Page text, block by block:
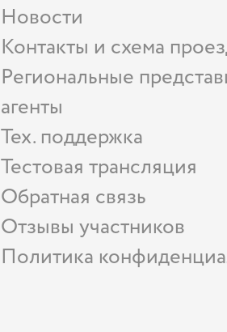
Новости
Контакты и схема
Региональные
агенты
Тех. поддержка
Тестовая трансляция
Обратная связь
Отзывы участников
Политика